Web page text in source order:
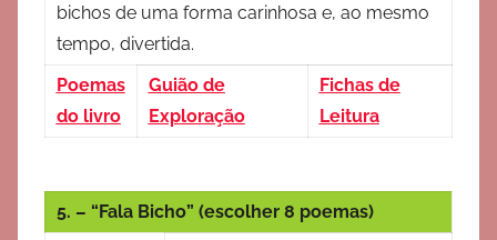
bichos de uma forma carinhosa e, ao mesmo
tempo, divertida.
Poemas
do livro
Guião de
Exploração
Fichas de
Leitura
5. – “Fala Bicho” (escolher 8 poemas)